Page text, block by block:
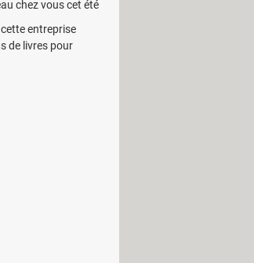
dont une très
est haut dans
et le faire pivoter
connue.
pare-brise.
Une situation
pare-brise,
chez vous cet été
entreprise
de livres pour